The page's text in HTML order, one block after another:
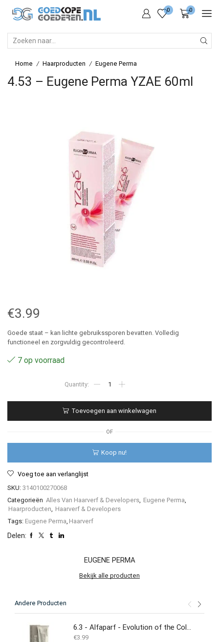
0 0
Home / Haarproducten / Eugene Perma
4.53 – Eugene Perma YZAE 60ml
€3.99
Goede staat – kan lichte gebruikssporen bevatten. Volledig
functioneel en zorgvuldig gecontroleerd.
7 op voorraad
YZAE
60ml
aantal
Toevoegen aan winkelwagen
OF
Koop nu!
Voeg toe aan verlanglijst
SKU: 3140100270068
Categorieën Alles Van Haarverf & Developers Eugene Perma
Haarproducten
Haarverf & Developers
Tags: Eugene Perma Haarverf
Delen:
EUGENE PERMA
Bekijk alle producten
Andere Producten
6.3 - Alfaparf - Evolution of the Color 60 ml
€3.99